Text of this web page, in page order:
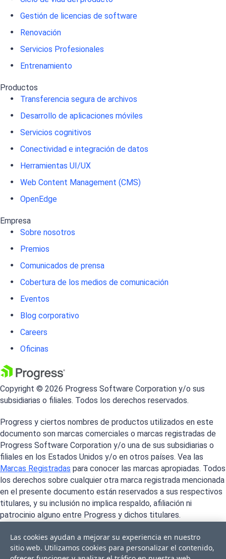
Gestión de licencias de software
Renovación
Servicios Profesionales
Entrenamiento
Productos
Transferencia segura de archivos
Desarrollo de aplicaciones móviles
Servicios cognitivos
Conectividad e integración de datos
Herramientas UI/UX
Web Content Management (CMS)
OpenEdge
Empresa
Sobre nosotros
Premios
Comunicados de prensa
Cobertura de los medios de comunicación
Eventos
Blog corporativo
Careers
Oficinas
Copyright © 2026 Progress Software Corporation y/o sus
subsidiarias o filiales. Todos los derechos reservados.
Progress y ciertos nombres de productos utilizados en este
documento son marcas comerciales o marcas registradas de
Progress Software Corporation y/o una de sus subsidiarias o
filiales en los Estados Unidos y/o en otros países. Vea las
Marcas Registradas para conocer las marcas apropiadas. Todos
los derechos sobre cualquier otra marca registrada mencionada
en el presente documento están reservados a sus respectivos
titulares, y su inclusión no implica respaldo, afiliación ni
patrocinio alguno entre Progress y dichos titulares.
Las cookies ayudan a mejorar su experiencia en nuestro
sitio web. Utilizamos cookies para personalizar el contenido,